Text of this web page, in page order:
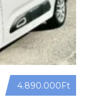
4.890.000Ft